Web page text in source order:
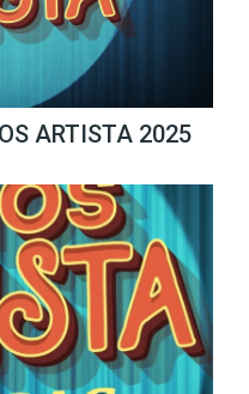
ARTISTA 2025